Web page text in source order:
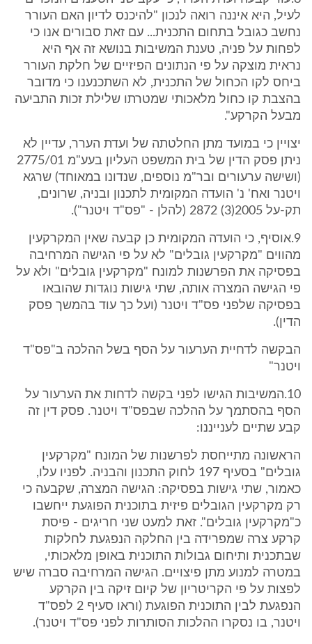
לעיל, היא איננה רואה לנכון "להיכנס לדיון האם העורר
נחשב כגובל בתחום התכנית... עם זאת סבורים אנו כי
לפחות על פניה, טענת המשיבות בנושא זה אף היא
נראית מוצקה על פי הנתונים הפיזיים של חלקת העורר
ביחס לקו הכחול של התכנית, לא השתכנענו כי מדובר
בהצבת קו כחול מלאכותי שמטרתו שלילת זכות התביעה
מבעל הקרקע".
יצויין כי במועד מתן החלטתה של ועדת הערר, עדיין לא
ניתן פסק הדין של בית המשפט העליון בעע"מ 2775/01
(ושישה ערעורים ובר"מ נוספים, שנדונו במאוחד) שרגא
ויטנר ואח' נ' הועדה המקומית לתכנון ובניה, שרונים,
תק-על 2005(3) 2872 (להלן - "פס"ד ויטנר").
9.אוסיף, כי הועדה המקומית כן קבעה שאין המקרקעין
מהווים "מקרקעין גובלים" לא על פי הגישה המרחיבה
בפסיקה את הפרשנות למונח "מקרקעין גובלים" ולא על
פי הגישה המצרה אותה, שתי גישות נוגדות שהובאו
בפסיקה שלפני פס"ד ויטנר (ועל כך עוד בהמשך פסק
הדין).
הבקשה לדחיית הערעור על הסף בשל ההלכה ב"פס"ד
ויטנר"
10.המשיבות הגישו לפני בקשה לדחות את הערעור על
הסף בהסתמך על ההלכה שבפס"ד ויטנר. פסק דין זה
קבע שתיים לענייננו:
הראשונה מתייחסת לפרשנות של המונח "מקרקעין
גובלים" בסעיף 197 לחוק התכנון והבניה. לפניו עלו,
כאמור, שתי גישות בפסיקה: הגישה המצרה, שקבעה כי
רק מקרקעין הגובלים פיזית בתוכנית הפוגעת ייחשבו
כ"מקרקעין גובלים". זאת למעט שני חריגים - פיסת
קרקע צרה שמפרידה בין החלקה הנפגעת לחלקות
שבתכנית ותיחום גבולות התוכנית באופן מלאכותי,
במטרה למנוע מתן פיצויים. הגישה המרחיבה סברה שיש
לפצות על פי הקריטריון של קיום זיקה בין הקרקע
הנפגעת לבין התוכנית הפוגעת (וראו סעיף 2 לפס"ד
ויטנר, בו נסקרו ההלכות הסותרות לפני פס"ד ויטנר).